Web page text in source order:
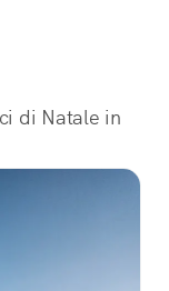
di Natale in